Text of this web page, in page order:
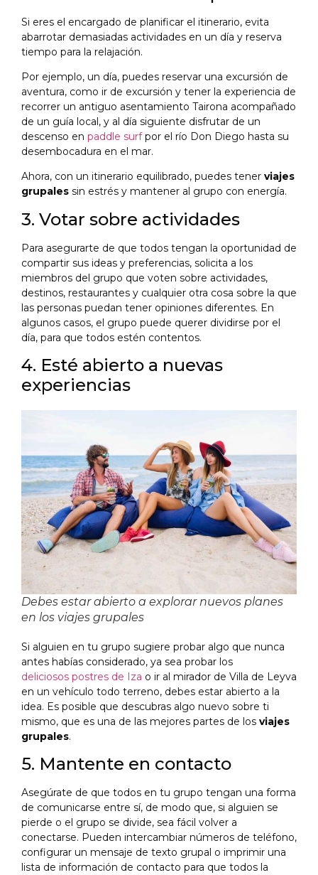
Si eres el encargado de planificar el itinerario, evita
abarrotar demasiadas actividades en un día y reserva
tiempo para la relajación.
Por ejemplo, un día, puedes reservar una excursión de
aventura, como ir de excursión y tener la experiencia de
recorrer un antiguo asentamiento Tairona acompañado
de un guía local, y al día siguiente disfrutar de un
descenso en paddle surfpor el río Don Diego hasta su
desembocadura en el mar.
Ahora, con un itinerario equilibrado, puedes tener viajes
grupales sin estrés y mantener al grupo con energía.
3. Votar sobre actividades
Para asegurarte de que todos tengan la oportunidad de
compartir sus ideas y preferencias, solicita a los
miembros del grupo que voten sobre actividades,
destinos, restaurantes y cualquier otra cosa sobre la que
las personas puedan tener opiniones diferentes. En
algunos casos, el grupo puede querer dividirse por el
día, para que todos estén contentos.
4. Esté abierto a nuevas
experiencias
Debes estar abierto a explorar nuevos planes
en los viajes grupales
Si alguien en tu grupo sugiere probar algo que nunca
antes habías considerado, ya sea probar los
deliciosos postres de Iza o ir al mirador de Villa de Leyva
en un vehículo todo terreno, debes estar abierto a la
idea. Es posible que descubras algo nuevo sobre ti
mismo, que es una de las mejores partes de los viajes
grupales.
5. Mantente en contacto
Asegúrate de que todos en tu grupo tengan una forma
de comunicarse entre sí, de modo que, si alguien se
pierde o el grupo se divide, sea fácil volver a
conectarse. Pueden intercambiar números de teléfono,
configurar un mensaje de texto grupal o imprimir una
lista de información de contacto para que todos la